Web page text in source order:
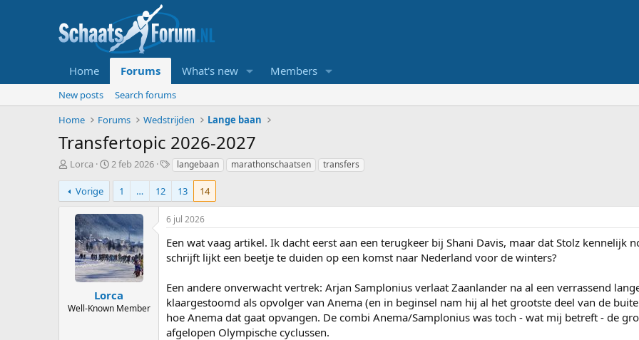
Home Forums What's new Members
New posts
Search forums
Home
Forums Wedstrijden Lange baan
Transfertopic 2026-2027
T
p
i
r
Lorca
S
r
t
d
a
t
u
m
2 feb 2026
T
s
langebaan marathonschaatsen transfers
Vorige 1 … 12 13 14
Lorca
Well-Known Member
6 jul 2026
Een wat vaag artikel. Ik dacht eerst aan een terugkeer bij Shani Davis, maar dat Stolz
schrijft lijkt een beetje te duiden op een komst naar Nederland voor de winters?
Een andere onverwacht vertrek: Arjan Samplonius verlaat Zaanlander na al een verrassend
klaargestoomd als opvolger van Anema (en in beginsel nam hij al het grootste deel van de
hoe Anema dat gaat opvangen. De combi Anema/Samplonius was toch - wat mij betreft - de
afgelopen Olympische cyclussen.